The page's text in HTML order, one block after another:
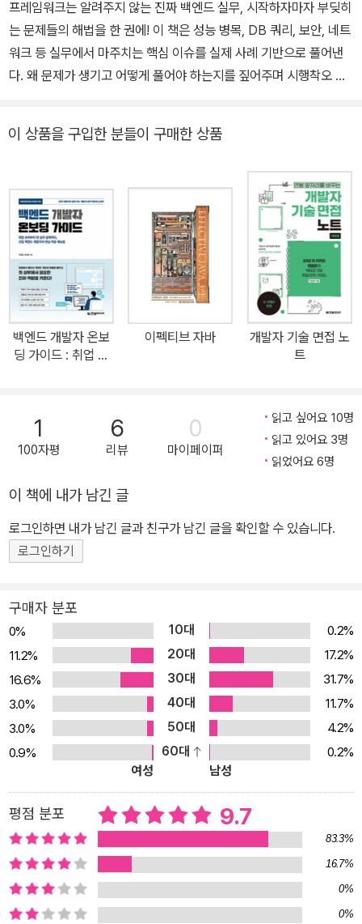
프레임워크는 알려주지 않는 진짜 백엔드 실무, 시작하자마자 부딪히
는 문제들의 해법을 한 권에! 이 책은 성능 병목, DB 쿼리, 보안, 네트
워크 등 실무에서 마주치는 핵심 이슈를 실제 사례 기반으로 풀어낸
다. 왜 문제가 생기고 어떻게 풀어야 하는지를 짚어주며 시행착오 없
책은 백엔드 개발을 시작한 지 몇 년 안 된 주니어 개발자를 대상으로
을 수 있을 것이다. ★ 이 책의 구성 ● 1장: 초보 개발자가 자주 겪는
실무 이슈를 통해 서버 개발 과정에서 기능 구현 외에도 고려해야 할
요소들을 짚어본다. ● 2장: 성능의 핵심 지표인 응답 시간과 처리량
에 대해 알아본다. 또한 성능과 관련된 다양한 주제(커넥션 풀, 캐시
등)에 대해 알아보고 이를 통해 응답 시간을 낮추고 처리량을 높이는
방법을 살펴본다. ● 3장: DB와 관련된 내용을 다룬다. 인덱스를 이
해하고 조회 성능을 높이기 위한 몇 가지 방법을 소개하며, 쿼리 타임
아웃을 포함한 몇 가지 주의 사항도 함께 살펴본다. ● 4장: 마이크로
DB 연동을 함께 할 때 주의할 점도 살펴본다. ● 5장: 비동기 외부 연
동에 대해 다룬다. 비동기 외부 연동을 위한 5가지 방법을 소개한다.
먼저 스레드를 이용한 방식과 메시징을 이용한 방식을 살펴보고, DB
를 이용한 전송과 CDC를 활용한 데이터 복제 방식도 알아본다. ● 6
장: 서버 프로그래밍에서 신경 써야 할 동시성에 대해 다룬다. 프로세
스 수준에서 동시성을 제어하기 위한 몇 가지 방법을 알아보고, DB
함께 알아본다. ● 7장: 서버 처리량에 큰 영향을 주는 IO와 성능의
관계를 알아본다. IO로 인한 대기가 자원 효율에 미치는 영향을 살펴
보고 이를 해소하기 위한 2가지 방법인 가상 스레드와 논블로킹 IO에
대해 알아본다. ● 8장: 개발자가 놓치기 쉬운 보안에 대해 다룬다. 인
증과 인가의 기본 개념을 정리하고 2가지 암호화 방식인 단방향 암호
화와 양방향 암호화를 소개한다. HMAC을 이용한 데이터 검증 방식
과 보안에 도움이 되는 몇 가지 방법도 함께 알아본다. ● 9장: OS 계
정과 권한, 프로세스, 디스크 용량 관리 등 백엔드 개발자가 알고 있어
야 할 서버 관리 기초 지식을 정리한다. ● 10장: IP, NAT, VPN 같은
네트워크 기초 지식을 설명한다. ● 11장: 자주 사용하는 서버 아키텍
처 패턴을 소개한다. MVC 패턴, 계층형 아키텍처, DDD의 전술 패
턴, 마이크로서비스 아키텍처, 이벤트 기반 아키텍처, CQRS 패턴을
다룬다. 이 외에 부록 A부터 C까지는 백엔드 개발자가 참고하면 좋을
내용을 추가로 담고 있다. ● 부록 A: 성능 테스트의 기초를 다룬다.
● 부록 B: NoSQL에 대해 간략히 소개한다. ● 부록 C: DB를 이용
이 상품을 구입한 분들이 구매한 상품
백엔드 개발자 온보
딩 가이드 : 취업 준
뉴얼 |학습 점검 퀴즈
수록
이펙티브 자바
개발자 기술 면접 노
트
1
100자평
6
리뷰
0
마이페이퍼
읽고 싶어요 10명
읽고 있어요 3명
읽었어요 6명
이 책에 내가 남긴 글
로그인하면 내가 남긴 글과 친구가 남긴 글을 확인할 수 있습니다.
로그인하기
구매자 분포
0% 10대
0.2%
11.2%
20대
17.2%
16.6%
30대
31.7%
3.0%
40대
11.7%
3.0%
50대
4.2%
0.9%
60대
0.2%
여성
남성
평점 분포 9.7
83.3%
16.7%
0%
0%